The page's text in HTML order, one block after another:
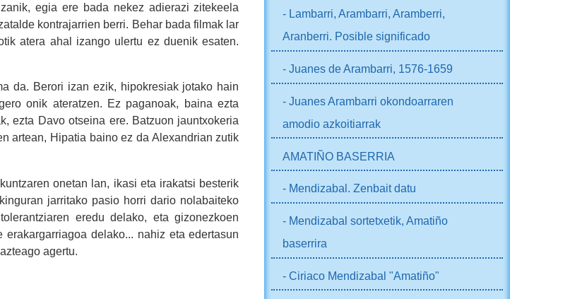
egia ere bada nekez adierazi zitekeela
kontrajarrien berri. Behar bada filmak lar
atera ahal izango ulertu ez duenik esaten.
da. Berori izan ezik, hipokresiak jotako hain
onik ateratzen. Ez paganoak, baina ezta
ezta Davo otseina ere. Batzuon jauntxokeria
artean, Hipatia baino ez da Alexandrian zutik
onetan lan, ikasi eta irakatsi besterik
jarritako pasio horri dario nolabaiteko
eredu delako, eta gizonezkoen
delako... nahiz eta edertasun
agertu.
- Lambarri, Arambarri, Aramberri,
Aranberri. Posible significado
- Juanes de Arambarri, 1576-1659
- Juanes Arambarri okondoarraren
amodio azkoitiarrak
AMATIÑO BASERRIA
- Mendizabal. Zenbait datu
- Mendizabal sortetxetik, Amatiño
baserrira
- Ciriaco Mendizabal "Amatiño"